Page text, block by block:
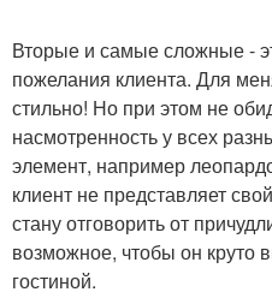
Вторые и самые сложные -
пожелания клиента. Для
стильно! Но при этом не
насмотренность у всех
элемент, например
клиент не представляет
стану отговорить от
возможное, чтобы он круто
гостиной.